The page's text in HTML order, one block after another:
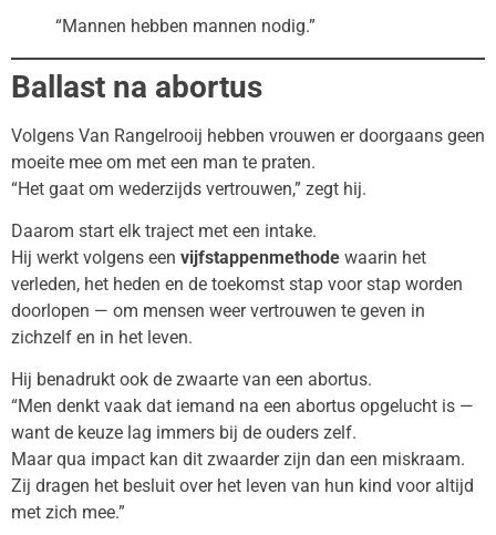
“Mannen hebben mannen nodig.”
Ballast na abortus
Volgens Van Rangelrooij hebben vrouwen er doorgaans geen
moeite mee om met een man te praten.
“Het gaat om wederzijds vertrouwen,” zegt hij.
Daarom start elk traject met een intake.
Hij werkt volgens een vijfstappenmethode waarin het
verleden, het heden en de toekomst stap voor stap worden
doorlopen — om mensen weer vertrouwen te geven in
zichzelf en in het leven.
Hij benadrukt ook de zwaarte van een abortus.
“Men denkt vaak dat iemand na een abortus opgelucht is —
want de keuze lag immers bij de ouders zelf.
Maar qua impact kan dit zwaarder zijn dan een miskraam.
Zij dragen het besluit over het leven van hun kind voor altijd
met zich mee.”